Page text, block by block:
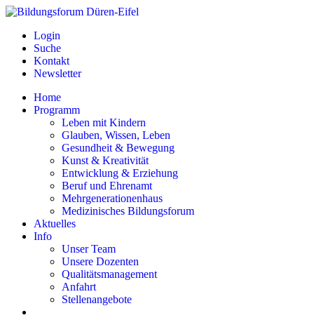
Login
Suche
Kontakt
Newsletter
Home
Programm
Leben mit Kindern
Glauben, Wissen, Leben
Gesundheit & Bewegung
Kunst & Kreativität
Entwicklung & Erziehung
Beruf und Ehrenamt
Mehrgenerationenhaus
Medizinisches Bildungsforum
Aktuelles
Info
Unser Team
Unsere Dozenten
Qualitätsmanagement
Anfahrt
Stellenangebote